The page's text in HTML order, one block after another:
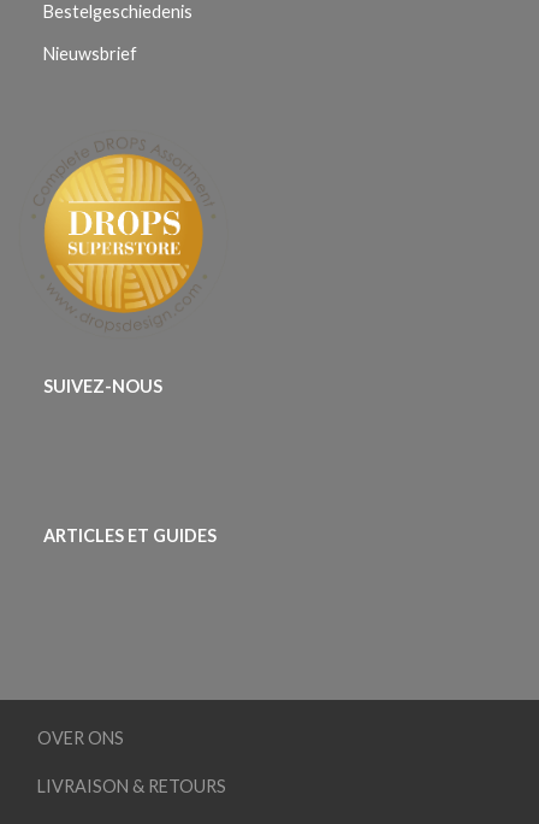
Bestelgeschiedenis
Nieuwsbrief
SUIVEZ-NOUS
ARTICLES ET GUIDES
OVER ONS
LIVRAISON & RETOURS